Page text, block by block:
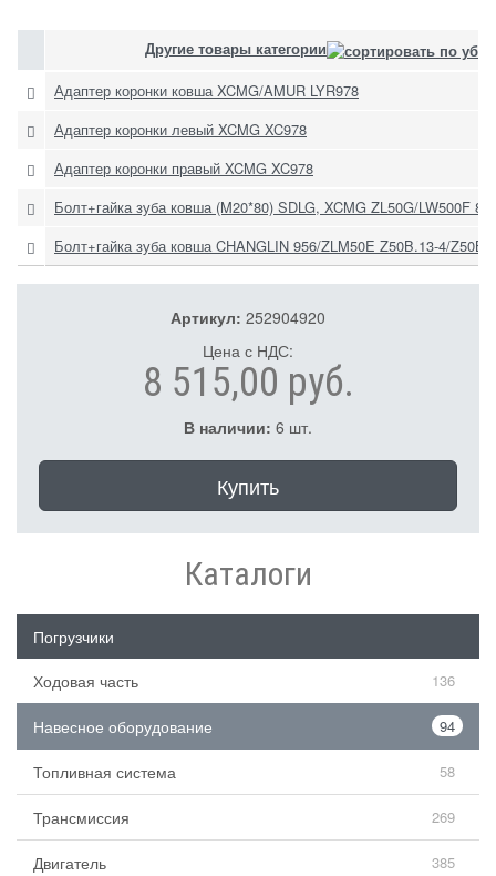
Другие товары категории
Адаптер коронки ковша XCMG/AMUR LYR978
Адаптер коронки левый XCMG XC978
Адаптер коронки правый XCMG XC978
Болт+гайка зуба ковша (M20*80) SDLG, XCMG ZL50G/LW500F
Болт+гайка зуба ковша CHANGLIN 956/ZLM50E Z50B.13-4/
Артикул: 252904920
Цена с НДС:
8 515,00 руб.
В наличии: 6 шт.
Купить
Каталоги
Погрузчики
Ходовая часть
136
Навесное оборудование 94
Топливная система 58
Трансмиссия 269
Двигатель 385